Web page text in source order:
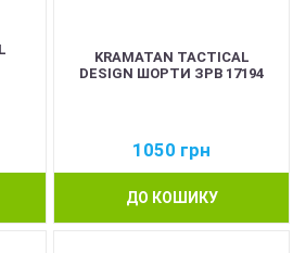
KRAMATAN TACTICAL
DESIGN ШОРТИ ЗРВ 17194
1050 грн
ДО КОШИКУ